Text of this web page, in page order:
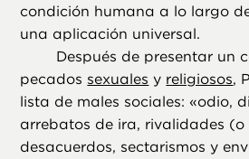
condición humana a lo largo
una aplicación universal.
Después de presentar un
pecados sexuales y religiosos,
lista de males sociales: «odio,
arrebatos de ira, rivalidades
desacuerdos, sectarismos y